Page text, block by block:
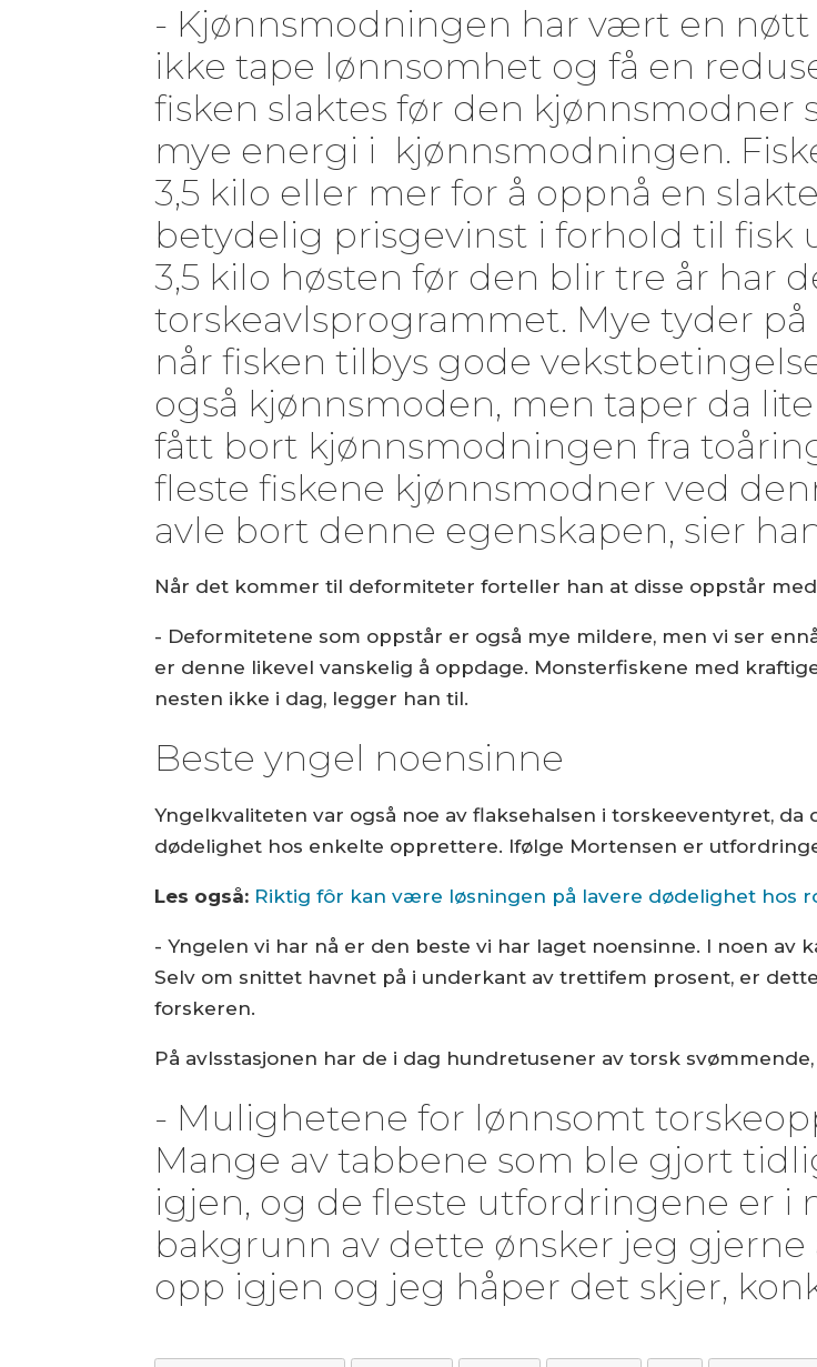
- Kjønnsmodningen har vært en nøtt
ikke tape lønnsomhet og få en
fisken slaktes før den kjønnsmodner
mye energi i kjønnsmodningen.
3,5 kilo eller mer for å oppnå en
betydelig prisgevinst i forhold til fisk
3,5 kilo høsten før den blir tre år har
torskeavlsprogrammet. Mye tyder
når fisken tilbys gode
også kjønnsmoden, men taper da
fått bort kjønnsmodningen fra
fleste fiskene kjønnsmodner ved
avle bort denne egenskapen, sier
Når det kommer til deformiteter forteller han at disse oppstår
- Deformitetene som oppstår er også mye mildere, men vi ser
er denne likevel vanskelig å oppdage. Monsterfiskene med
nesten ikke i dag, legger han til.
Beste yngel noensinne
Yngelkvaliteten var også noe av flaksehalsen i torskeeventyret,
dødelighet hos enkelte opprettere. Ifølge Mortensen er
Les også: Riktig fôr kan være løsningen på lavere dødelighet hos
- Yngelen vi har nå er den beste vi har laget noensinne. I noen av
Selv om snittet havnet på i underkant av trettifem prosent, er
forskeren.
På avlsstasjonen har de i dag hundretusener av torsk
- Mulighetene for lønnsomt
Mange av tabbene som ble gjort
igjen, og de fleste utfordringene er i
bakgrunn av dette ønsker jeg
opp igjen og jeg håper det skjer,